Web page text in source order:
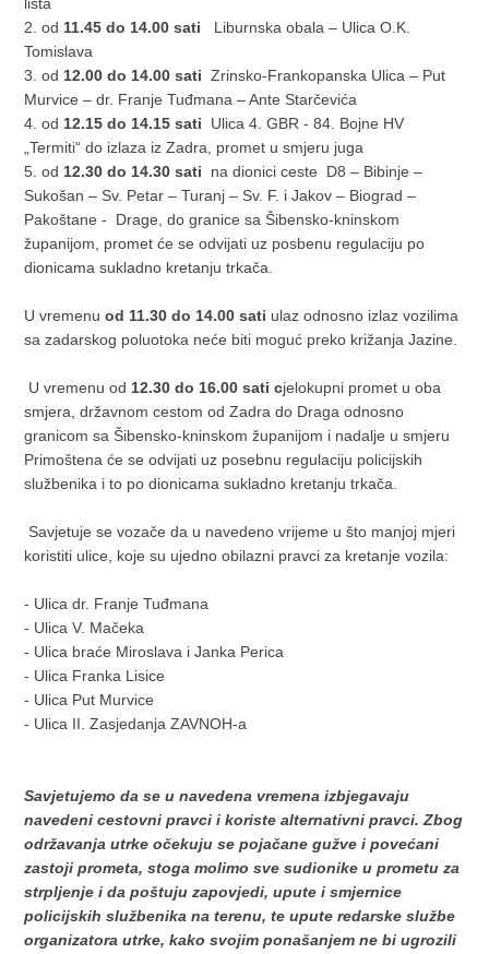
lista
2. od11.45 do 14.00 sati
Liburnska obala – Ulica O.K.
Tomislava
3. od12.00 do 14.00 satiZrinsko-Frankopanska Ulica – Put
Murvice – dr. Franje Tuđmana – Ante Starčevića
4. od12.15 do 14.15 sati Ulica 4. GBR - 84. Bojne HV
„Termiti“ do izlaza iz Zadra, promet u smjeru juga
5. od12.30 do 14.30 sati
na dionici ceste D8 – Bibinje –
Sukošan – Sv. Petar – Turanj – Sv. F. i Jakov – Biograd –
Pakoštane - Drage, do granice sa Šibensko-kninskom
županijom, promet će se odvijati uz posbenu regulaciju po
dionicama sukladno kretanju trkača.
U vremenuod 11.30 do 14.00 sati ulaz odnosno izlaz vozilima
sa zadarskog poluotoka neće biti moguć preko križanja Jazine.
U vremenu od12.30 do 16.00 sati cjelokupni promet u oba
smjera, državnom cestom od Zadra do Draga odnosno
granicom sa Šibensko-kninskom županijom i nadalje u smjeru
Primoštena će se odvijati uz posebnu regulaciju policijskih
službenika i to po dionicama sukladno kretanju trkača.
Savjetuje se vozače da u navedeno vrijeme u što manjoj mjeri
koristiti ulice, koje su ujedno obilazni pravci za kretanje vozila:
- Ulica dr. Franje Tuđmana
- Ulica V. Mačeka
- Ulica braće Miroslava i Janka Perica
- Ulica Franka Lisice
- Ulica Put Murvice
- Ulica II. Zasjedanja ZAVNOH-a
Savjetujemo da se u navedena vremena izbjegavaju
navedeni cestovni pravci i koriste alternativni pravci. Zbog
održavanja utrke očekuju se pojačane gužve i povećani
zastoji prometa, stoga molimo sve sudionike u prometu za
strpljenje i da poštuju zapovjedi, upute i smjernice
policijskih službenika na terenu, te upute redarske službe
organizatora utrke, kako svojim ponašanjem ne bi ugrozili